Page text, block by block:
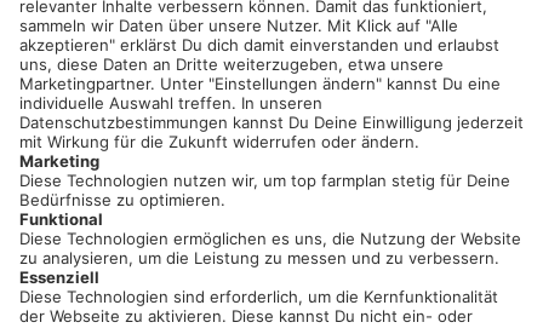
Sei immer auf dem Laufenden!
Neue Features, spannende Tipps und hilfreiche Anleitungen!
Registriere dich kostenlos!